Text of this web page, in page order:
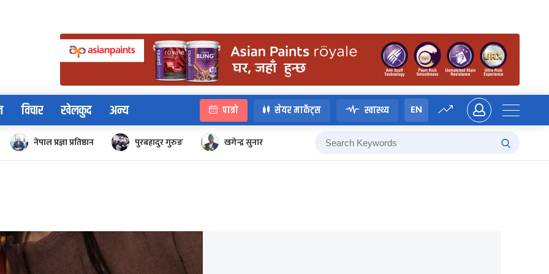
विचार खेलकुद अन्य पात्रो सेयर मार्केट्स स्वास्थ्य EN
नेपाल प्रज्ञा प्रतिष्ठान पुरबहादुर गुरुङ खगेन्द्र सुनार